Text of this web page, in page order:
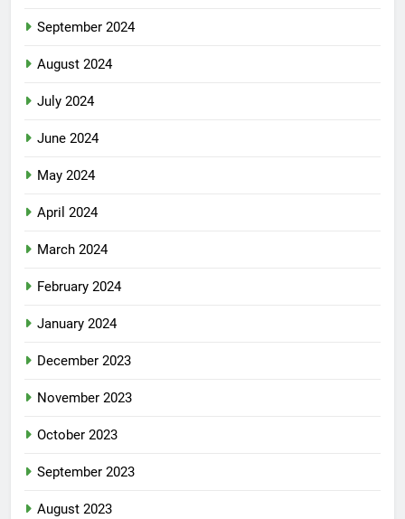
September 2024
August 2024
July 2024
June 2024
May 2024
April 2024
March 2024
February 2024
January 2024
December 2023
November 2023
October 2023
September 2023
August 2023